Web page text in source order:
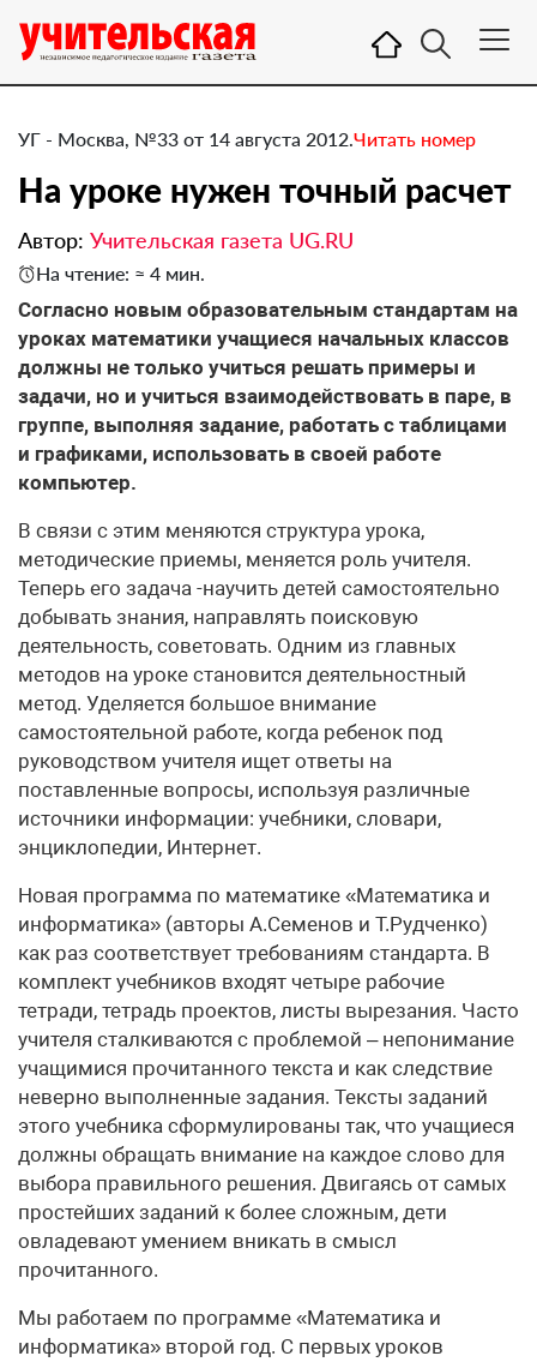
УГ - Москва, №33 от 14 августа 2012.Читать номер
На уроке нужен точный расчет
Автор: Учительская газета UG.RU
На чтение: ≈ 4 мин.
Согласно новым образовательным стандартам на
уроках математики учащиеся начальных классов
должны не только учиться решать примеры и
задачи, но и учиться взаимодействовать в паре, в
группе, выполняя задание, работать с таблицами
и графиками, использовать в своей работе
компьютер.
В связи с этим меняются структура урока,
методические приемы, меняется роль учителя.
Теперь его задача -научить детей самостоятельно
добывать знания, направлять поисковую
деятельность, советовать. Одним из главных
методов на уроке становится деятельностный
метод. Уделяется большое внимание
самостоятельной работе, когда ребенок под
руководством учителя ищет ответы на
поставленные вопросы, используя различные
источники информации: учебники, словари,
энциклопедии, Интернет.
Новая программа по математике «Математика и
информатика» (авторы А.Семенов и Т.Рудченко)
как раз соответствует требованиям стандарта. В
комплект учебников входят четыре рабочие
тетради, тетрадь проектов, листы вырезания. Часто
учителя сталкиваются с проблемой – непонимание
учащимися прочитанного текста и как следствие
неверно выполненные задания. Тексты заданий
этого учебника сформулированы так, что учащиеся
должны обращать внимание на каждое слово для
выбора правильного решения. Двигаясь от самых
простейших заданий к более сложным, дети
овладевают умением вникать в смысл
прочитанного.
Мы работаем по программе «Математика и
информатика» второй год. С первых уроков